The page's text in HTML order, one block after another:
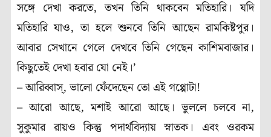
সঙ্গে দেখা করতে, তখন তিনি থাকবেন মতিহারি। যদি
মতিহারি যাও, তা হলে শুনবে তিনি আছেন রামকিষ্টপুর।
আবার সেখানে গেলে দেখবে তিনি গেছেন কাশিমবাজার।
কিছুতেই দেখা হবার যো নেই।’
– আরিব্বাস্‌, ভালো ফেঁদেছেন তো এই গপ্পোটা!
– আরো আছে, মশাই আরো আছে। ভুললে চলবে না,
সুকুমার রায়ও কিন্তু পদার্থবিদ্যায় স্নাতক। এবং ওরকম